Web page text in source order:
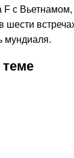
F с
шести
мундиаля.